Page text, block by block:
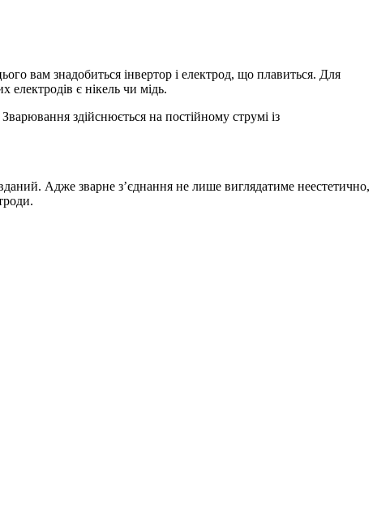
вам знадобиться інвертор і електрод, що плавиться. Для
є нікель чи мідь.
здійснюється на постійному струмі із
Адже зварне з’єднання не лише виглядатиме неестетично,